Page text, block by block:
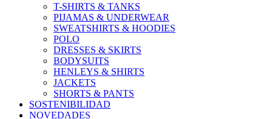
T-SHIRTS & TANKS
PIJAMAS & UNDERWEAR
SWEATSHIRTS & HOODIES
POLO
DRESSES & SKIRTS
BODYSUITS
HENLEYS & SHIRTS
JACKETS
SHORTS & PANTS
SOSTENIBILIDAD
NOVEDADES